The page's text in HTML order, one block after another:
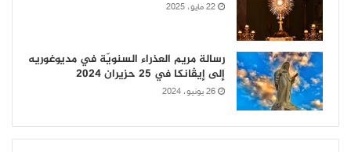
22 مايو، 2025
رسالة مريم العذراء السنويّة في مديوغوريه
إلى إيڤانكا في 25 حزيران 2024
26 يونيو، 2024